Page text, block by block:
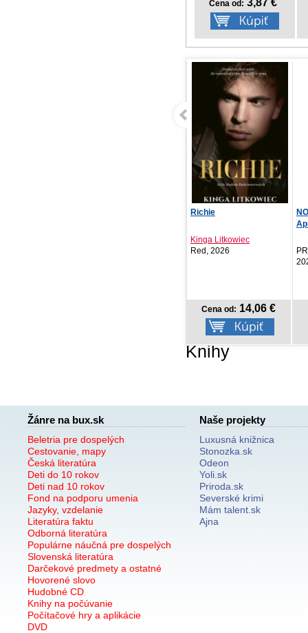
Cena od:
NOTIQUE Vreckový diár
PRESCOGROUP SK,
Cena od: 4,17 €
Knihy
Žánre na bux.sk
Beletria pre dospelých
Cestovanie, mapy
Česká literatúra
Deti do 10 rokov
Deti nad 10 rokov
Fond na podporu umenia
Jazyky, vzdelanie
Literatúra faktu
Odborná literatúra
Populárne náučná pre dospelých
Slovenská literatúra
Darčekové predmety a ostatné
Hovorené slovo
Hudobné CD
Knihy na počúvanie
Počítačové hry a aplikácie
DVD
Naše projekty
Luxusná knižnica
Stonozka.sk
Odeon
Yoli.sk
Priroda.sk
Severské krimi
Mám talent.sk
Ajna